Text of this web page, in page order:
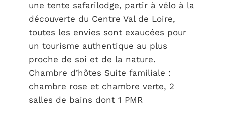
une tente safarilodge, partir à vélo à la
découverte du Centre Val de Loire,
toutes les envies sont exaucées pour
un tourisme authentique au plus
proche de soi et de la nature.
Chambre d’hôtes Suite familiale :
chambre rose et chambre verte, 2
salles de bains dont 1 PMR